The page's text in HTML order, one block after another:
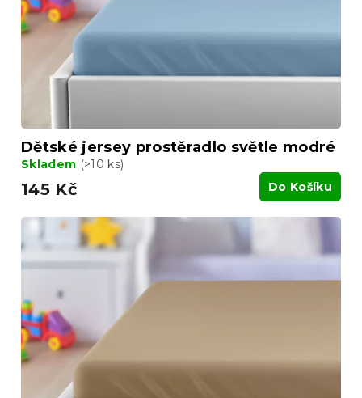
ůo
d
Dětské jersey prostěradlo světle modré
Skladem (>10 ks)
145 Kč Do Košíku